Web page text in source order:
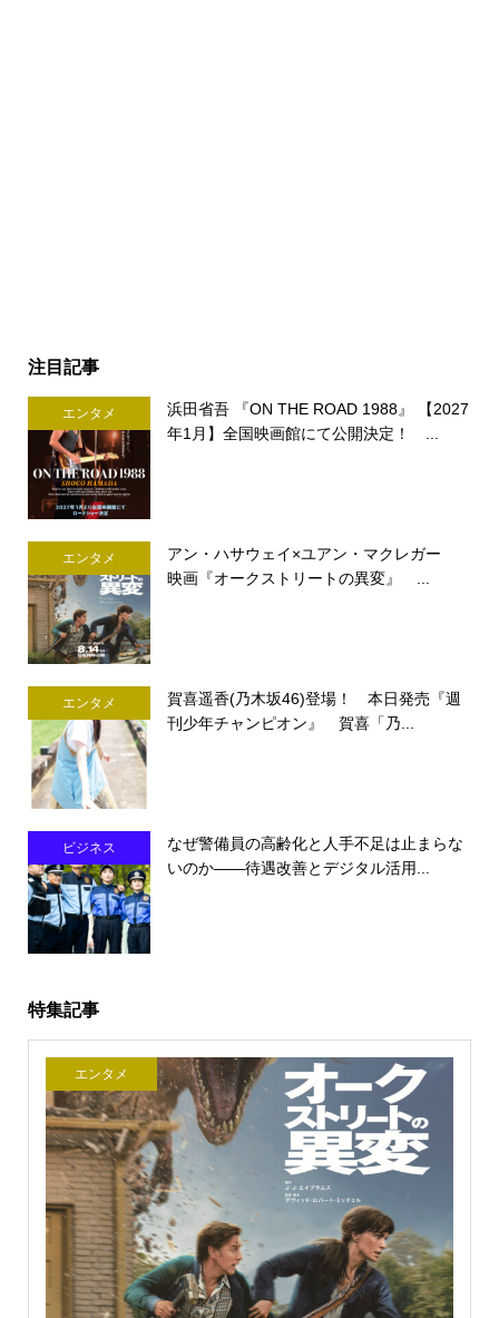
注目記事
エンタメ
浜田省吾 『ON THE ROAD 1988』 【2027
年1月】全国映画館にて公開決定！ ...
エンタメ
アン・ハサウェイ×ユアン・マクレガー
映画『オークストリートの異変』 ...
エンタメ
賀喜遥香(乃木坂46)登場！ 本日発売『週
刊少年チャンピオン』 賀喜「乃...
ビジネス
なぜ警備員の高齢化と人手不足は止まらな
いのか――待遇改善とデジタル活用...
特集記事
エンタメ